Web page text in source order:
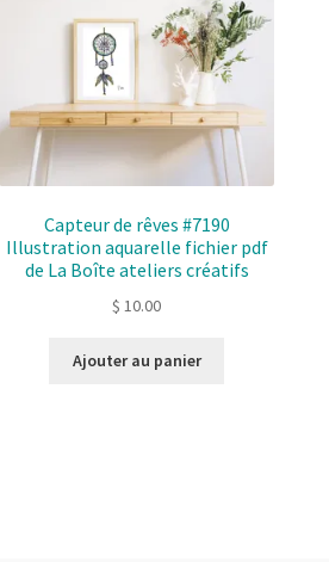
Capteur de rêves #7190
Illustration aquarelle fichier pdf
de La Boîte ateliers créatifs
$ 10.00
Ajouter au panier